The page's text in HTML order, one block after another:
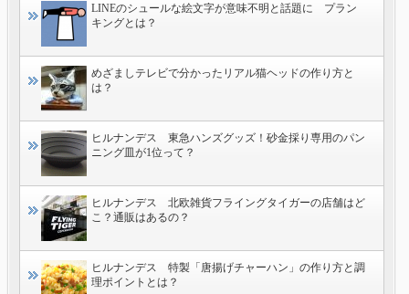
LINEのシュールな絵文字が意味不明と話題に プラン
キングとは？
めざましテレビで分かったリアル猫ヘッドの作り方と
は？
ヒルナンデス 東急ハンズグッズ！砂金採り専用のパン
ニング皿が1位って？
ヒルナンデス 北欧雑貨フライングタイガーの店舗はど
こ？通販はあるの？
ヒルナンデス 特製「唐揚げチャーハン」の作り方と調
理ポイントとは？